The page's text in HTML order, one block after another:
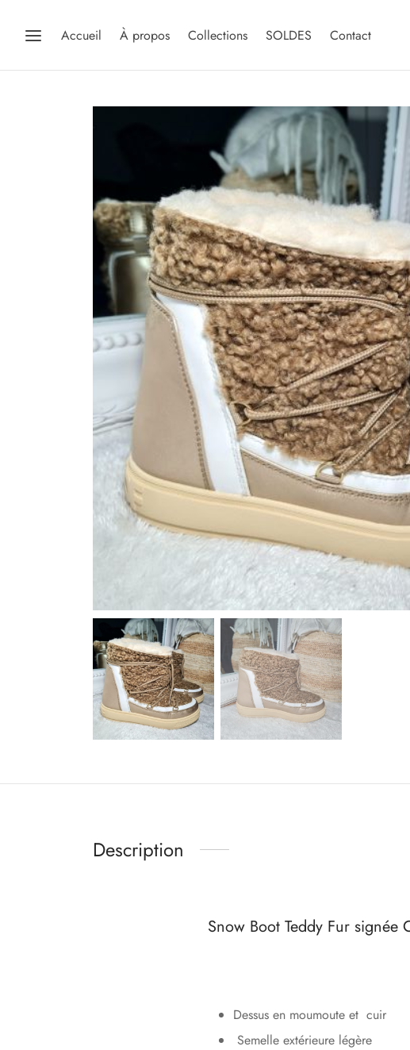
Accueil À propos Collections SOLDES Contact
Description
Snow Boot Teddy Fur
Dessus en moumoute et cuir
Semelle extérieure légère